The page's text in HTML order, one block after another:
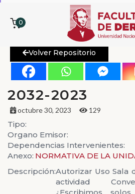
0
Volver Repositorio
2032-2023
octubre 30, 2023 129
Tipo:
Organo Emisor:
Dependencias Intervenientes:
Anexo: NORMATIVA DE LA
Descripción:Autorizar Uso Sala
actividad
¿Escribimos